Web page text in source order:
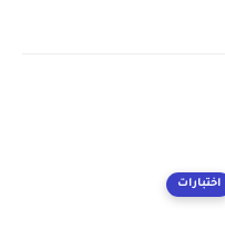
اختبارات